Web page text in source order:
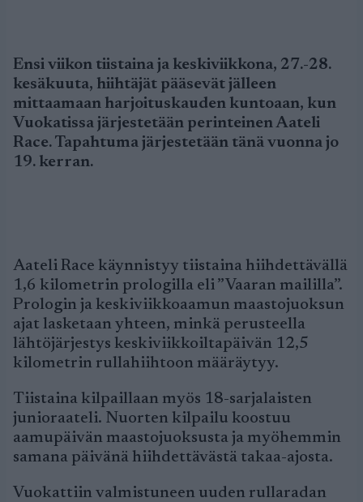
Ensi viikon tiistaina ja keskiviikkona, 27.-28.
kesäkuuta, hiihtäjät pääsevät jälleen
mittaamaan harjoituskauden kuntoaan, kun
Vuokatissa järjestetään perinteinen Aateli
Race. Tapahtuma järjestetään tänä vuonna jo
19. kerran.
Aateli Race käynnistyy tiistaina hiihdettävällä
1,6 kilometrin prologilla eli ”Vaaran maililla”.
Prologin ja keskiviikkoaamun maastojuoksun
ajat lasketaan yhteen, minkä perusteella
lähtöjärjestys keskiviikkoiltapäivän 12,5
kilometrin rullahiihtoon määräytyy.
Tiistaina kilpaillaan myös 18-sarjalaisten
junioraateli. Nuorten kilpailu koostuu
aamupäivän maastojuoksusta ja myöhemmin
samana päivänä hiihdettävästä takaa-ajosta.
Vuokattiin valmistuneen uuden rullaradan